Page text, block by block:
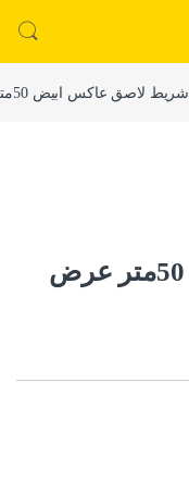
شريط لاصق عاكس ابيض 50متر عرض 1سم
شريط لاصق عاكس ابيض 50متر عرض